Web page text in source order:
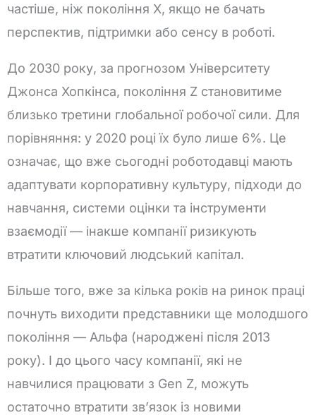
частіше, ніж покоління X, якщо не бачать
перспектив, підтримки або сенсу в роботі.
До 2030 року, за прогнозом Університету
Джонса Хопкінса, покоління Z становитиме
близько третини глобальної робочої сили. Для
порівняння: у 2020 році їх було лише 6%. Це
означає, що вже сьогодні роботодавці мають
адаптувати корпоративну культуру, підходи до
навчання, системи оцінки та інструменти
взаємодії — інакше компанії ризикують
втратити ключовий людський капітал.
Більше того, вже за кілька років на ринок праці
почнуть виходити представники ще молодшого
покоління — Альфа (народжені після 2013
року). І до цього часу компанії, які не
навчилися працювати з Gen Z, можуть
остаточно втратити зв’язок із новими